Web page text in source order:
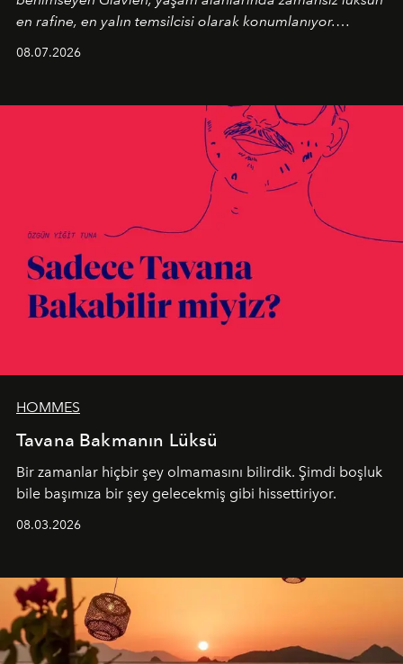
en rafine, en yalın temsilcisi olarak konumlanıyor.
08.07.2026
HOMMES
Tavana Bakmanın Lüksü
Bir zamanlar hiçbir şey olmamasını bilirdik. Şimdi boşluk
bile başımıza bir şey gelecekmiş gibi hissettiriyor.
08.03.2026